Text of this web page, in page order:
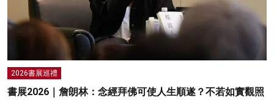
2026書展巡禮
書展2026｜詹朗林：念經拜佛可使人生順遂？不若如實觀照